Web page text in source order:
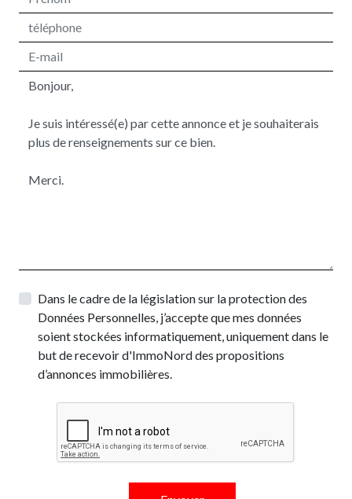
Dans le cadre de la législation sur la protection des
Données Personnelles, j’accepte que mes données
soient stockées informatiquement, uniquement dans le
but de recevoir d'ImmoNord des propositions
d’annonces immobilières.